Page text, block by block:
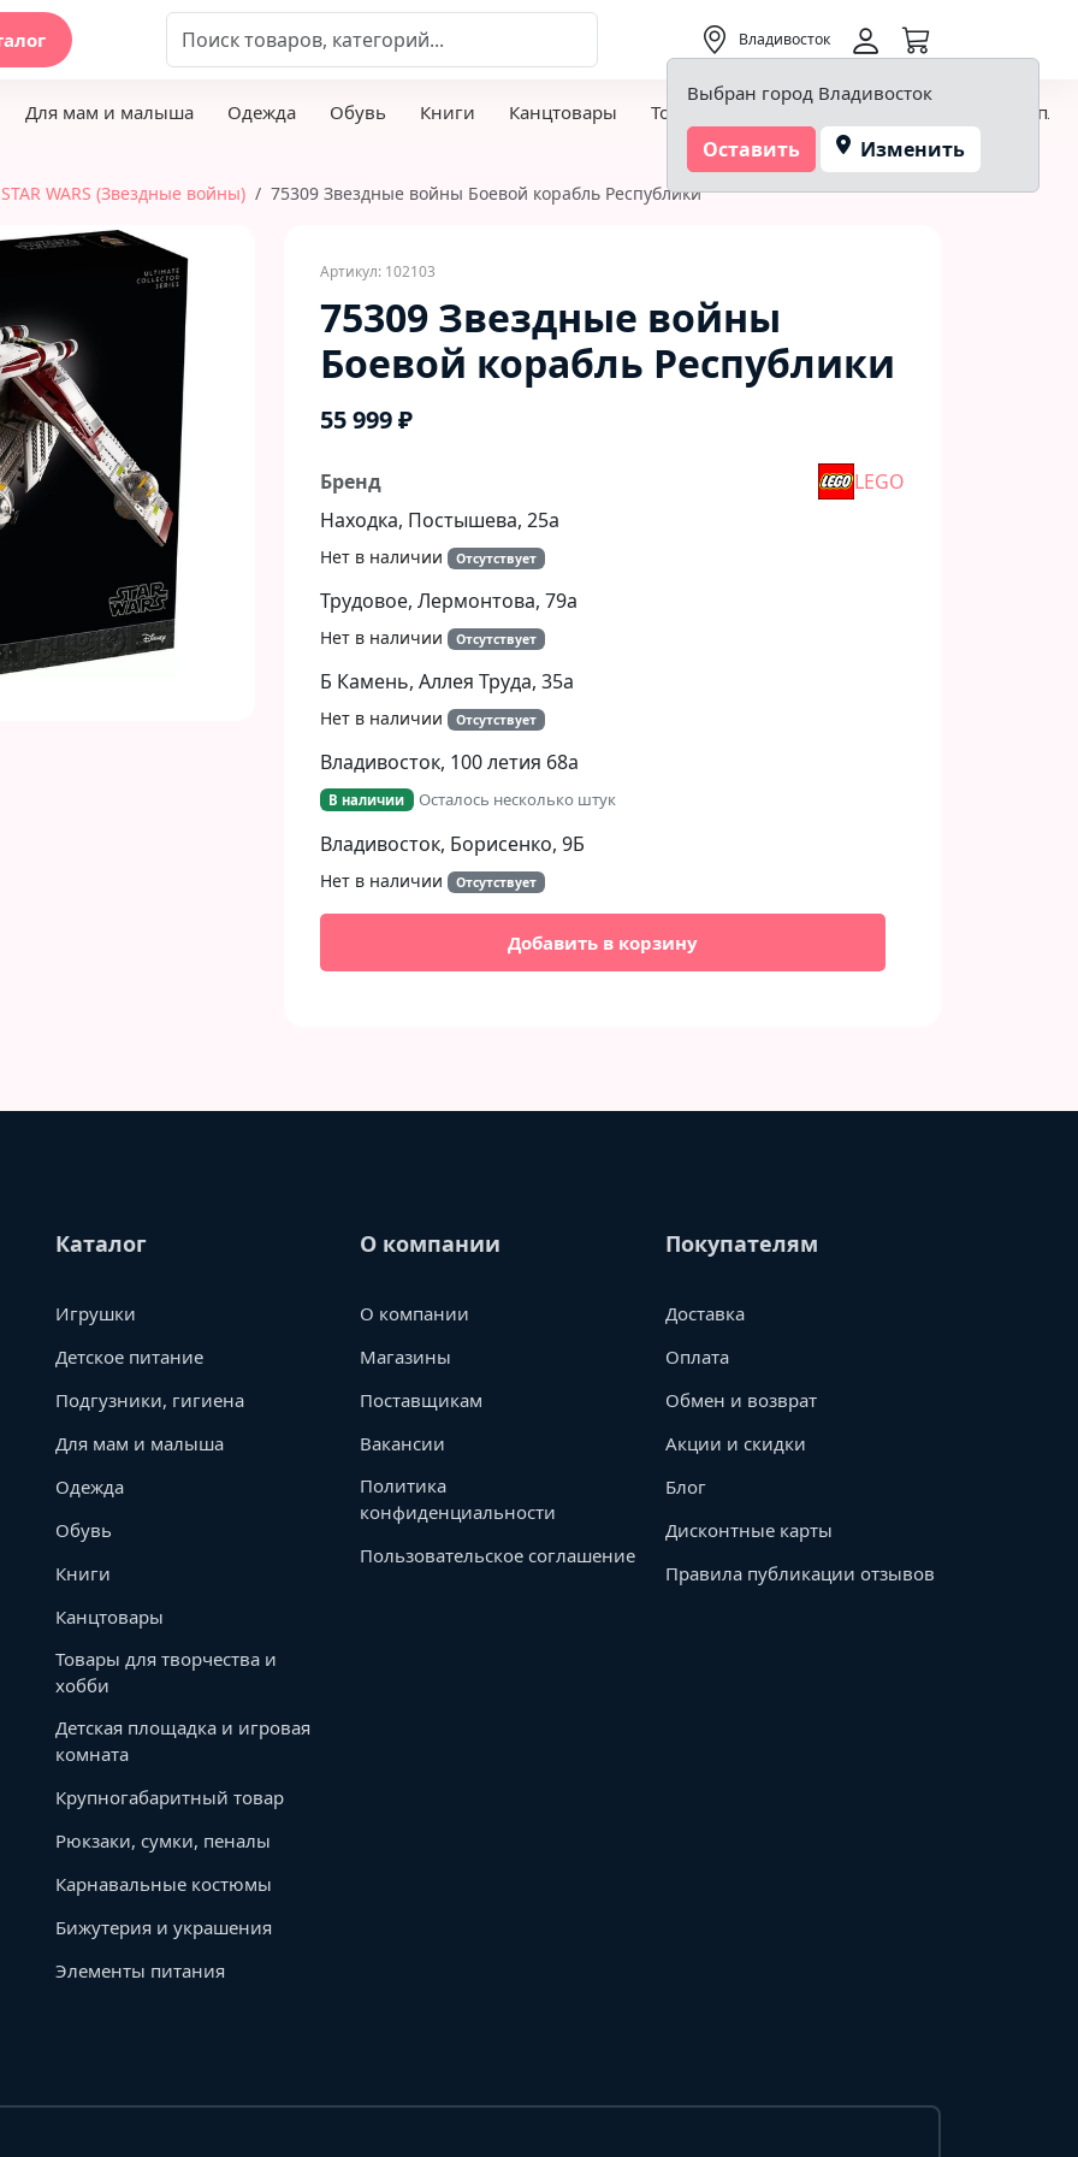
Владивосток
Выбран город Владивосток
Оставить Изменить
Для мам и малыша Одежда Обувь Книги Канцтовары Товары для творчества и хобби Детская
STAR WARS (Звездные войны) 75309 Звездные войны Боевой корабль Республики
Артикул: 102103
75309 Звездные войны
Боевой корабль Республики
55 999 ₽
Бренд
LEGO
Находка, Постышева, 25а
Нет в наличии Отсутствует
Трудовое, Лермонтова, 79а
Нет в наличии Отсутствует
Б Камень, Аллея Труда, 35а
Нет в наличии Отсутствует
Владивосток, 100 летия 68а
В наличии Осталось несколько штук
Владивосток, Борисенко, 9Б​
Нет в наличии Отсутствует
Добавить в корзину
Каталог
Игрушки
Детское питание
Подгузники, гигиена
Для мам и малыша
Одежда
Обувь
Книги
Канцтовары
Товары для творчества и
хобби
Детская площадка и игровая
комната
Крупногабаритный товар
Рюкзаки, сумки, пеналы
Карнавальные костюмы
Бижутерия и украшения
Элементы питания
О компании
О компании
Магазины
Поставщикам
Вакансии
Политика
конфиденциальности
Пользовательское соглашение
Покупателям
Доставка
Оплата
Обмен и возврат
Акции и скидки
Блог
Дисконтные карты
Правила публикации отзывов